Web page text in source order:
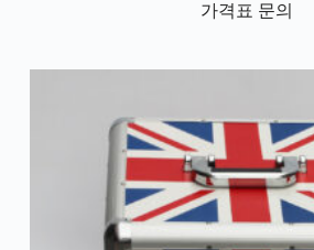
가격표 문의